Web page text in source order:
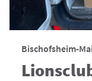
Bischofsheim-